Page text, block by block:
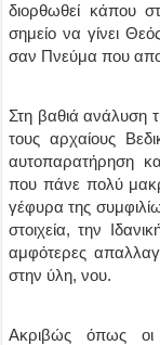
διορθωθεί κάπου
σημείο να γίνει
σαν Πνεύμα που
Στη βαθιά ανάλυση
τους αρχαίους
αυτοπαρατήρηση
που πάνε πολύ
γέφυρα της
στοιχεία, την
αμφότερες
στην ύλη, νου.
Ακριβώς όπως οι